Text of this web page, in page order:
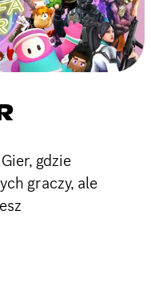
gdzie
graczy, ale